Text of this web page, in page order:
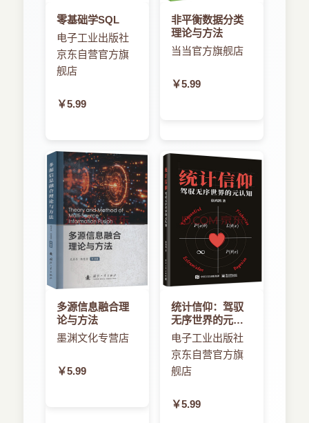
零基础学SQL
电子工业出版社
京东自营官方旗
舰店
￥5.99
非平衡数据分类
理论与方法
当当官方旗舰店
￥5.99
多源信息融合理
论与方法
墨渊文化专营店
￥5.99
统计信仰：驾驭
无序世界的元认
知
电子工业出版社
京东自营官方旗
舰店
￥5.99